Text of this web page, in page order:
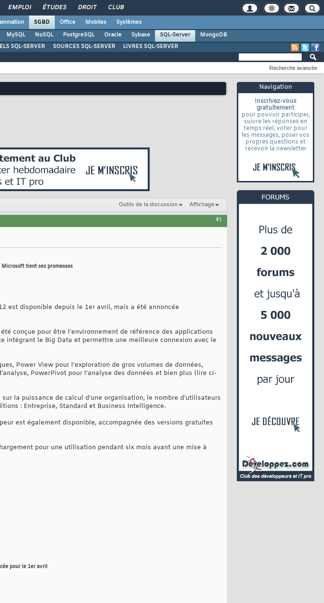
EMPLOI ÉTUDES DROIT CLUB
SGBD Office Mobiles
Systèmes
MySQL NoSQL PostgreSQL Oracle Sybase SQL-Server
MongoDB
SQL-SERVER SOURCES SQL-SERVER LIVRES SQL-SERVER
Navigation
Inscrivez-vous
gratuitement
pour pouvoir participer,
suivre les réponses en
temps réel, voter pour
les messages, poser vos
propres questions et
recevoir la newsletter
Recherche avancée
Outils de la discussion Affichage
#1
tient ses promesses
est disponible depuis le 1er avril, mais a été annoncée
conçue pour être l’environnement de référence des applications
intégrant le Big Data et permettre une meilleure connexion avec le
Power View pour l’exploration de gros volumes de données,
PowerPivot pour l’analyse des données et bien plus (lire ci-
la puissance de calcul d’une organisation, le nombre d’utilisateurs
: Entreprise, Standard et Business Intelligence.
est également disponible, accompagnée des versions gratuites
pour une utilisation pendant six mois avant une mise à
pour le 1er avril